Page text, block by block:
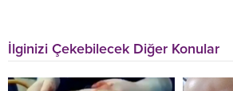
İlginizi Çekebilecek Diğer Konular